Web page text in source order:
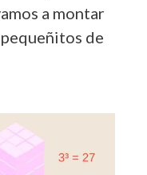
a montar
de